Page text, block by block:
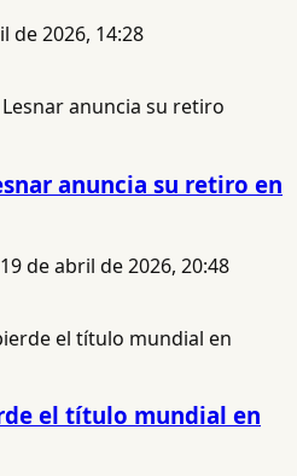
de 2026, 14:28
anuncia su retiro en
19 de abril de 2026, 20:48
el título mundial en